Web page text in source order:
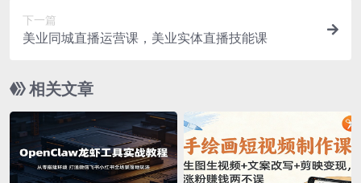
下一篇
美业同城直播运营课，美业实体直播技能课
相关文章